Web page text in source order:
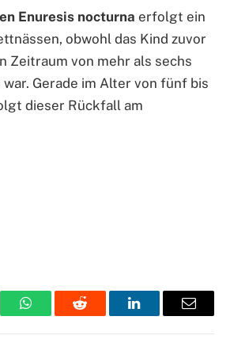
Enuresis nocturna erfolgt ein
obwohl das Kind zuvor
Zeitraum von mehr als sechs
Gerade im Alter von fünf bis
dieser Rückfall am
WhatsAppReddit LinkedInEmail